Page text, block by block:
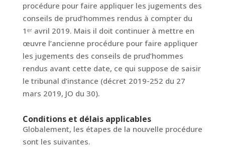
procédure pour faire appliquer les jugements des
conseils de prud’hommes rendus à compter du
1ᵉʳ avril 2019. Mais il doit continuer à mettre en
œuvre l’ancienne procédure pour faire appliquer
les jugements des conseils de prud’hommes
rendus avant cette date, ce qui suppose de saisir
le tribunal d’instance (décret 2019-252 du 27
mars 2019, JO du 30).
Conditions et délais applicables
Globalement, les étapes de la nouvelle procédure
sont les suivantes.